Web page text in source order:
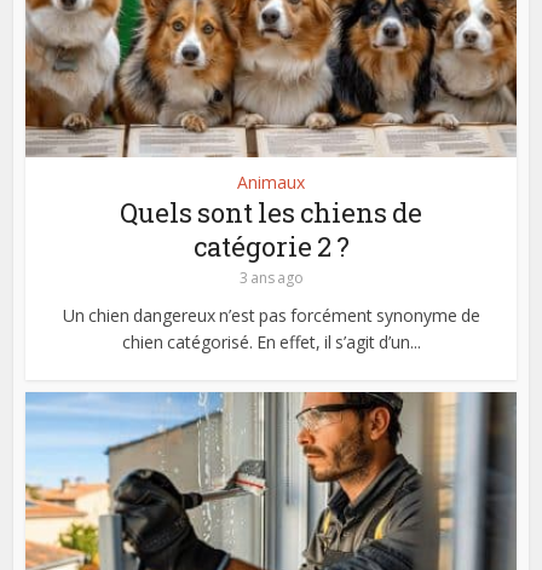
Animaux
Quels sont les chiens de
catégorie 2 ?
3 ans ago
Un chien dangereux n’est pas forcément synonyme de
chien catégorisé. En effet, il s’agit d’un...